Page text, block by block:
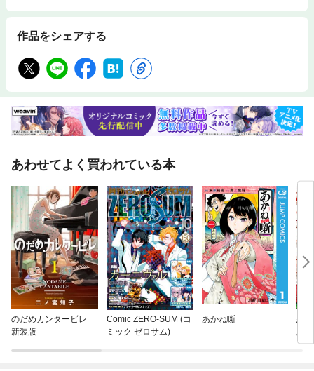
作品をシェアする
あわせてよく買われている本
のだめカンタービレ
新装版
Comic ZERO-SUM (コ
ミック ゼロサム)
あかね噺
悪
悪